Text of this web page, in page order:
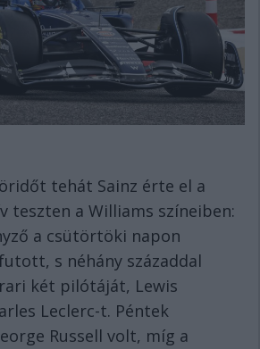
tehát Sainz érte el a
teszten a Williams színeiben:
a csütörtöki napon
s néhány századdal
két pilótáját, Lewis
Leclerc-t. Péntek
Russell volt, míg a